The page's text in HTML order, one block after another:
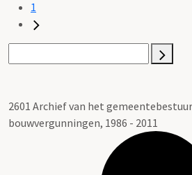
1
2601 Archief van het
bouwvergunningen, 1986 - 2011